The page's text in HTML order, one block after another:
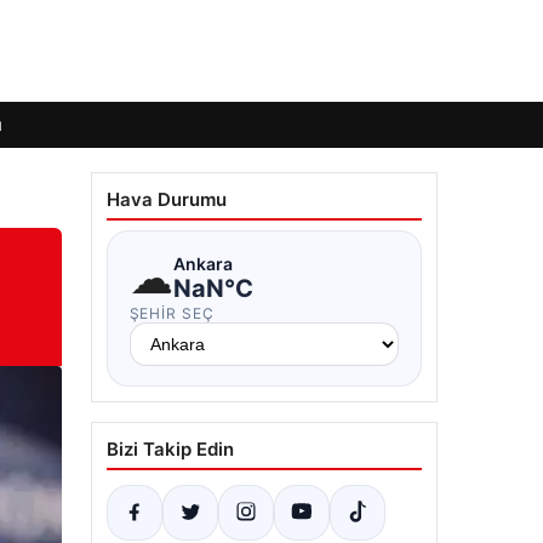
Hava Durumu
☁Ankara
NaN°C
ŞEHIR SEÇ
Bizi Takip Edin